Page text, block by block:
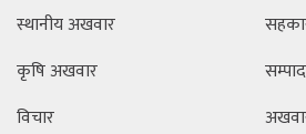
स्थानीय अखवार
कृषि अखवार
विचार